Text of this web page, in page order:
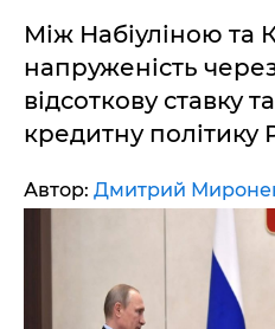
Між Набіуліною та
напруженість
відсоткову ставку
кредитну політику
Автор: Дмитрий